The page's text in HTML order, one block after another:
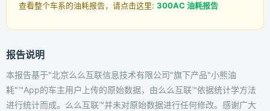
查看整个车系的油耗报告，请点击这里: 300AC 油耗报告
报告说明
本报告基于"北京么么互联信息技术有限公司"旗下产品"小熊油
耗"™App的车主用户上传的原始数据，由么么互联™依据统计学方法
进行统计而成。么么互联™并未对原始数据进行任何修改。感谢广大